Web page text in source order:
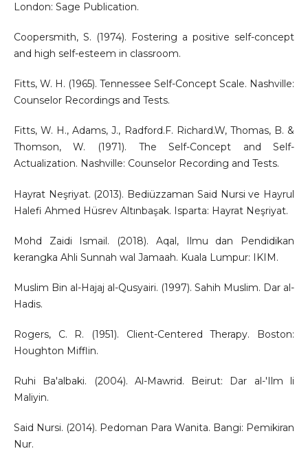
London: Sage Publication.
Coopersmith, S. (1974). Fostering a positive self-concept
and high self-esteem in classroom.
Fitts, W. H. (1965). Tennessee Self-Concept Scale. Nashville:
Counselor Recordings and Tests.
Fitts, W. H., Adams, J., Radford.F. Richard.W, Thomas, B. &
Thomson, W. (1971). The Self-Concept and Self-
Actualization. Nashville: Counselor Recording and Tests.
Hayrat Neşriyat. (2013). Bediüzzaman Said Nursi ve Hayrul
Halefi Ahmed Hüsrev Altınbaşak. Isparta: Hayrat Neşriyat.
Mohd Zaidi Ismail. (2018). Aqal, Ilmu dan Pendidikan
kerangka Ahli Sunnah wal Jamaah. Kuala Lumpur: IKIM.
Muslim Bin al-Hajaj al-Qusyairi. (1997). Sahih Muslim. Dar al-
Hadis.
Rogers, C. R. (1951). Client-Centered Therapy. Boston:
Houghton Mifflin.
Ruhi Ba'albaki. (2004). Al-Mawrid. Beirut: Dar al-'Ilm li
Maliyin.
Said Nursi. (2014). Pedoman Para Wanita. Bangi: Pemikiran
Nur.